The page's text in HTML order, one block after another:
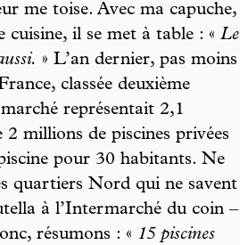
me toise. Avec ma capuche,
cuisine, il se met à table : « Le
» L’an dernier, pas moins
classée deuxième
représentait 2,1
millions de piscines privées
pour 30 habitants. Ne
quartiers Nord qui ne savent
à l’Intermarché du coin –
résumons : « 15 piscines